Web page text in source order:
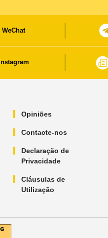
WeChat
Instagram
Opiniões
Contacte-nos
Declaração de
Privacidade
Cláusulas de
Utilização